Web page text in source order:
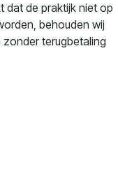
dat de praktijk niet op
behouden wij
terugbetaling